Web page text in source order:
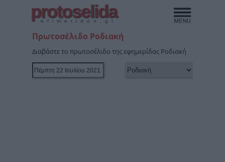
protoselida
efimeridon.gr
Πρωτοσέλιδο Ροδιακή
Διαβάστε το πρωτοσέλιδο της εφημερίδας Ροδιακή